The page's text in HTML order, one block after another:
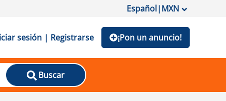
Español|MXN
sesión | Registrarse ¡Pon un anuncio!
Buscar